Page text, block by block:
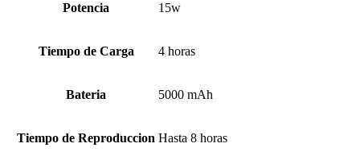
Potencia 15w
Tiempo de Carga 4 horas
Bateria 5000 mAh
Tiempo de Reproduccion Hasta 8 horas